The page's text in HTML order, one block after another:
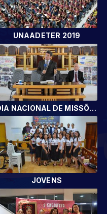
UNAADETER 2019
DIA NACIONAL DE MISSÕES
JOVENS